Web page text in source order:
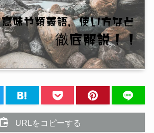
URLをコピーする